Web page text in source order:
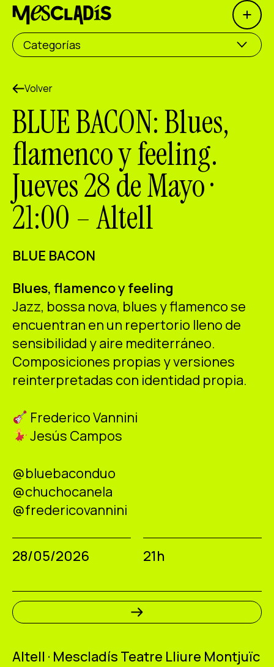
Open
Productora social
Productora de experiencias
Productora de empleo
Productora de conocimiento
Productora cultural
Agenda
Nuestros talleres
Blog
Contacto
InstagramYoutube Twitter/X
ES
Categorías
Volver
BLUE BACON: Blues,
flamenco y feeling.
Jueves 28 de Mayo ·
21:00 – Altell
BLUE BACON
Blues, flamenco y feeling
Jazz, bossa nova, blues y flamenco se
encuentran en un repertorio lleno de
sensibilidad y aire mediterráneo.
Composiciones propias y versiones
reinterpretadas con identidad propia.
Frederico Vannini
Jesús Campos
@bluebaconduo
@chuchocanela
@fredericovannini
28/05/2026 21h
Altell · Mescladís Teatre Lliure Montjuïc